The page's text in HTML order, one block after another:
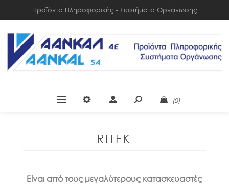
Προϊόντα Πληροφορικής - Συστήματα Οργάνωσης
(0)
RITEK
Είναι από τους μεγαλύτερους κατασκευαστές